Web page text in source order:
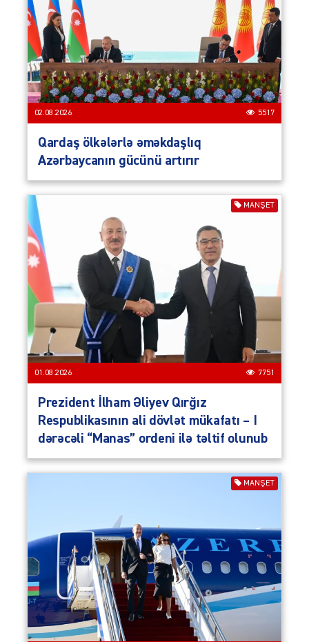
02.08.2026 5517
Qardaş ölkələrlə əməkdaşlıq
Azərbaycanın gücünü artırır
MANŞET
01.08.2026 7751
Prezident İlham Əliyev Qırğız
Respublikasının ali dövlət mükafatı – I
dərəcəli “Manas” ordeni ilə təltif olunub
MANŞET